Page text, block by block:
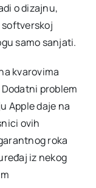
o dizajnu,
softverskoj
samo sanjati.
kvarovima
problem
Apple daje na
ovih
roka
iz nekog